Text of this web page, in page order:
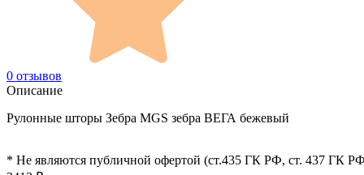
0 отзывов
Описание
Рулонные шторы Зебра MGS зебра ВЕГА бежевый
* Не являются публичной офертой (ст.435 ГК РФ, cт. 437 ГК